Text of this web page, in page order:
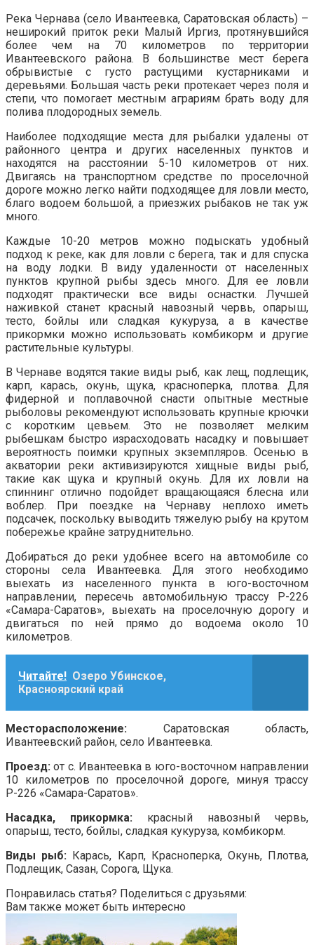
Река Чернава (село Ивантеевка, Саратовская область) –
неширокий приток реки Малый Иргиз, протянувшийся
более чем на 70 километров по территории
Ивантеевского района. В большинстве мест берега
обрывистые с густо растущими кустарниками и
деревьями. Большая часть реки протекает через поля и
степи, что помогает местным аграриям брать воду для
полива плодородных земель.
Наиболее подходящие места для рыбалки удалены от
районного центра и других населенных пунктов и
находятся на расстоянии 5-10 километров от них.
Двигаясь на транспортном средстве по проселочной
дороге можно легко найти подходящее для ловли место,
благо водоем большой, а приезжих рыбаков не так уж
много.
Каждые 10-20 метров можно подыскать удобный
подход к реке, как для ловли с берега, так и для спуска
на воду лодки. В виду удаленности от населенных
пунктов крупной рыбы здесь много. Для ее ловли
подходят практически все виды оснастки. Лучшей
наживкой станет красный навозный червь, опарыш,
тесто, бойлы или сладкая кукуруза, а в качестве
прикормки можно использовать комбикорм и другие
растительные культуры.
В Чернаве водятся такие виды рыб, как лещ, подлещик,
карп, карась, окунь, щука, красноперка, плотва. Для
фидерной и поплавочной снасти опытные местные
рыболовы рекомендуют использовать крупные крючки
с коротким цевьем. Это не позволяет мелким
рыбешкам быстро израсходовать насадку и повышает
вероятность поимки крупных экземпляров. Осенью в
акватории реки активизируются хищные виды рыб,
такие как щука и крупный окунь. Для их ловли на
спиннинг отлично подойдет вращающаяся блесна или
воблер. При поездке на Чернаву неплохо иметь
подсачек, поскольку выводить тяжелую рыбу на крутом
побережье крайне затруднительно.
Добираться до реки удобнее всего на автомобиле со
стороны села Ивантеевка. Для этого необходимо
выехать из населенного пункта в юго-восточном
направлении, пересечь автомобильную трассу Р-226
«Самара-Саратов», выехать на проселочную дорогу и
двигаться по ней прямо до водоема около 10
километров.
Читайте! Озеро Убинское,
Красноярский край
Месторасположение: Саратовская область,
Ивантеевский район, село Ивантеевка.
Проезд:от с. Ивантеевка в юго-восточном направлении
10 километров по проселочной дороге, минуя трассу
Р-226 «Самара-Саратов».
Насадка, прикормка: красный навозный червь,
опарыш, тесто, бойлы, сладкая кукуруза, комбикорм.
Виды рыб: Карась, Карп, Красноперка, Окунь, Плотва,
Подлещик, Сазан, Сорога, Щука.
Понравилась статья? Поделиться с друзьями:
Вам также может быть интересно